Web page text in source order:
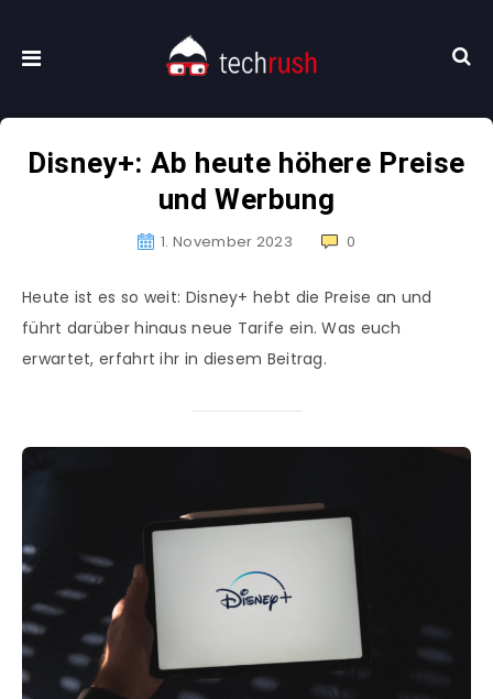
Disney+: Ab heute höhere Preise
und Werbung
1. November 2023 0
Heute ist es so weit: Disney+ hebt die Preise an und
führt darüber hinaus neue Tarife ein. Was euch
erwartet, erfahrt ihr in diesem Beitrag.